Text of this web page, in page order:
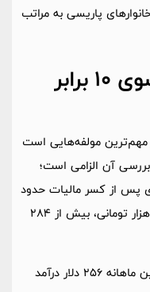
پاریسی به مراتب
درآمد شهروندان فرانسوی 10 برابر
مولفه‌هایی است
آن الزامی است؛
پس از کسر مالیات حدود
2763 دلار است که با احتساب دلار 103 هزار تومانی،‌ بیش از 284
در مقابل، هر شهروند ایرانی به‌طور میانگین ماهانه 256 دلار درآمد